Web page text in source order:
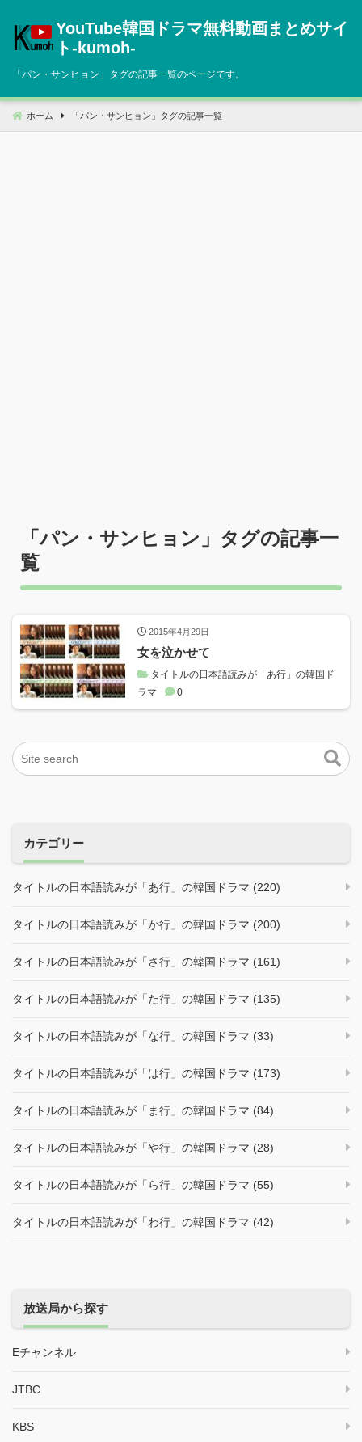
へ
動
YouTube韓国ドラマ無料動画まとめサイ
ト‐kumoh‐
「パン・サンヒョン 」タグの記事一覧のページです。
ホーム 「 パン・サンヒョン 」タグの記事一覧
「パン・サンヒョン 」タグの記事一
覧
2015年4月29日
女を泣かせて
タイトルの日本語読みが「あ行」の韓国ド
ラマ
0
カテゴリー
タイトルの日本語読みが「あ行」の韓国ドラマ (220)
タイトルの日本語読みが「か行」の韓国ドラマ (200)
タイトルの日本語読みが「さ行」の韓国ドラマ (161)
タイトルの日本語読みが「た行」の韓国ドラマ (135)
タイトルの日本語読みが「な行」の韓国ドラマ (33)
タイトルの日本語読みが「は行」の韓国ドラマ (173)
タイトルの日本語読みが「ま行」の韓国ドラマ (84)
タイトルの日本語読みが「や行」の韓国ドラマ (28)
タイトルの日本語読みが「ら行」の韓国ドラマ (55)
タイトルの日本語読みが「わ行」の韓国ドラマ (42)
放送局から探す
Eチャンネル
JTBC
KBS